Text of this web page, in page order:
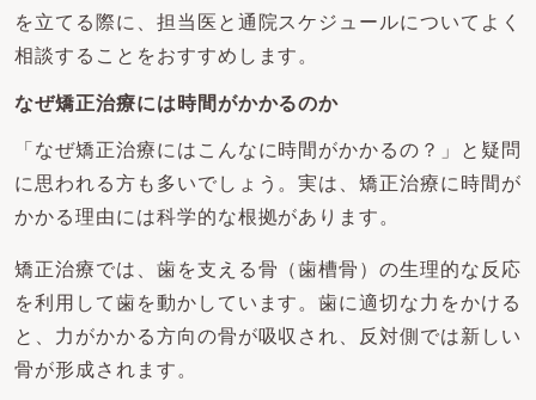
を立てる際に、担当医と通院スケジュールについてよく
相談することをおすすめします。
なぜ矯正治療には時間がかかるのか
「なぜ矯正治療にはこんなに時間がかかるの？」と疑問
に思われる方も多いでしょう。実は、矯正治療に時間が
かかる理由には科学的な根拠があります。
矯正治療では、歯を支える骨（歯槽骨）の生理的な反応
を利用して歯を動かしています。歯に適切な力をかける
と、力がかかる方向の骨が吸収され、反対側では新しい
骨が形成されます。